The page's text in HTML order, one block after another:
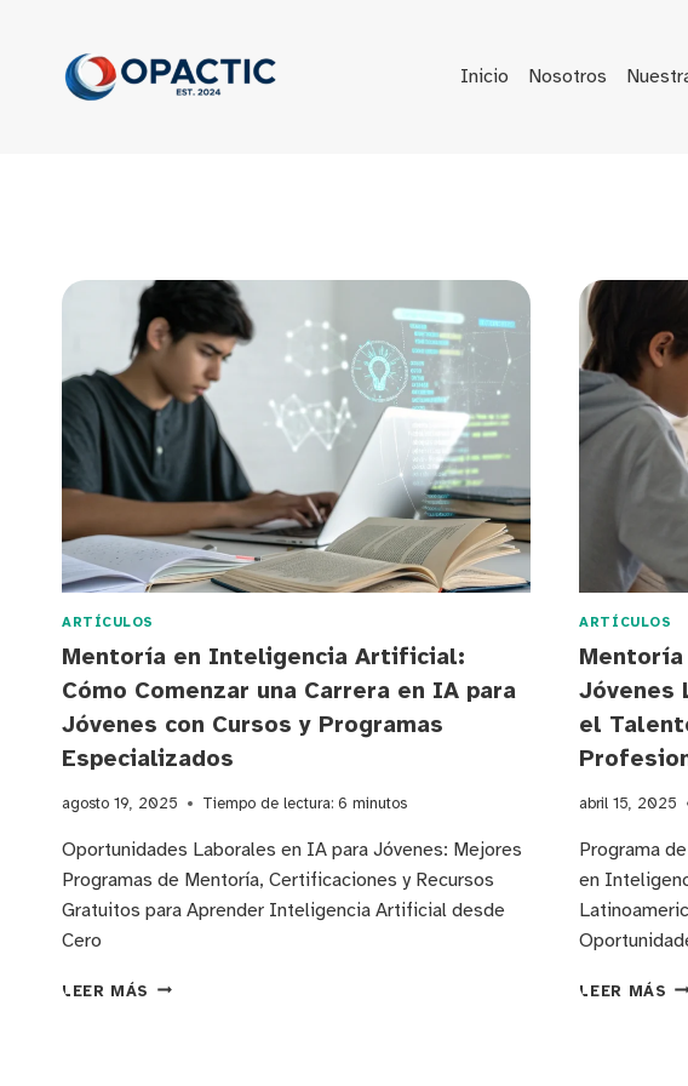
contenido
Inicio Nosotros
ARTÍCULOS
Mentoría en Inteligencia Artificial:
Cómo Comenzar una Carrera en IA para
Jóvenes con Cursos y Programas
Especializados
agosto 19, 2025 Tiempo de lectura: 6 minutos
Oportunidades Laborales en IA para Jóvenes: Mejores
Programas de Mentoría, Certificaciones y Recursos
Gratuitos para Aprender Inteligencia Artificial desde
Cero
LEER MÁS MENTORÍA
ARTÍCULOS
Jóvenes
el
abril 15, 2025
Programa
en
LEER MÁS